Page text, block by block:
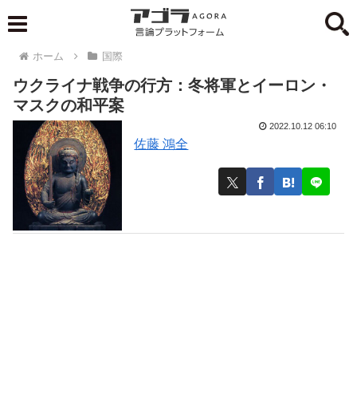
ホーム 国際
ウクライナ戦争の行方：冬将軍とイーロン・
マスクの和平案
佐藤 鴻全
2022.10.12 06:10